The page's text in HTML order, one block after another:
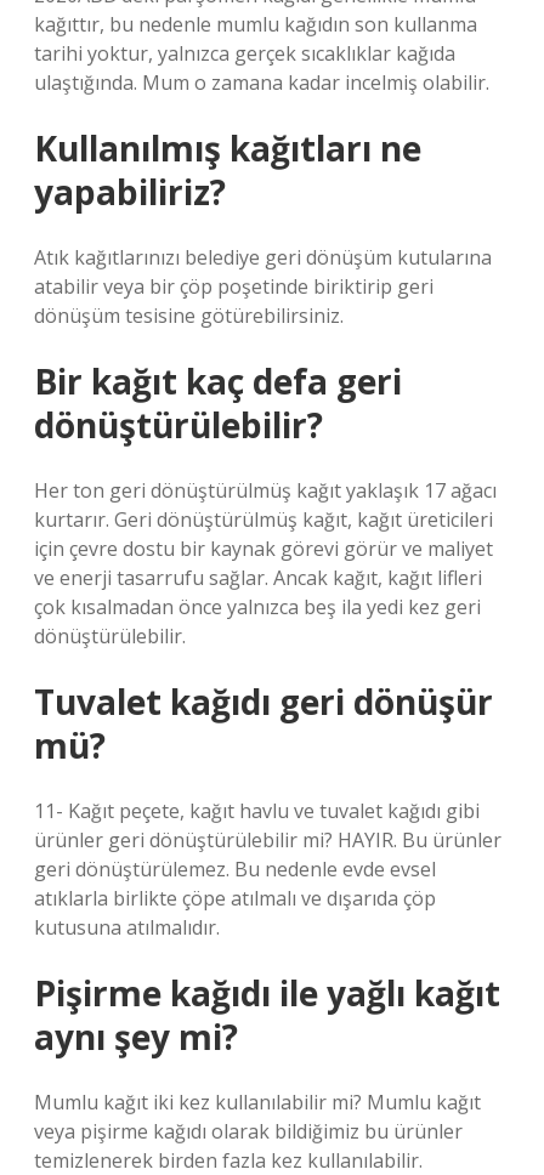
kağıttır, bu nedenle mumlu kağıdın son kullanma
tarihi yoktur, yalnızca gerçek sıcaklıklar kağıda
ulaştığında. Mum o zamana kadar incelmiş olabilir.
Kullanılmış kağıtları ne
yapabiliriz?
Atık kağıtlarınızı belediye geri dönüşüm kutularına
atabilir veya bir çöp poşetinde biriktirip geri
dönüşüm tesisine götürebilirsiniz.
Bir kağıt kaç defa geri
dönüştürülebilir?
Her ton geri dönüştürülmüş kağıt yaklaşık 17 ağacı
kurtarır. Geri dönüştürülmüş kağıt, kağıt üreticileri
için çevre dostu bir kaynak görevi görür ve maliyet
ve enerji tasarrufu sağlar. Ancak kağıt, kağıt lifleri
çok kısalmadan önce yalnızca beş ila yedi kez geri
dönüştürülebilir.
Tuvalet kağıdı geri dönüşür
mü?
11- Kağıt peçete, kağıt havlu ve tuvalet kağıdı gibi
ürünler geri dönüştürülebilir mi? HAYIR. Bu ürünler
geri dönüştürülemez. Bu nedenle evde evsel
atıklarla birlikte çöpe atılmalı ve dışarıda çöp
kutusuna atılmalıdır.
Pişirme kağıdı ile yağlı kağıt
aynı şey mi?
Mumlu kağıt iki kez kullanılabilir mi? Mumlu kağıt
veya pişirme kağıdı olarak bildiğimiz bu ürünler
temizlenerek birden fazla kez kullanılabilir.